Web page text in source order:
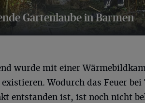
Gartenlaube in Barmen
wurde mit einer
Wodurch das Feuer
entstanden ist, ist noch nicht